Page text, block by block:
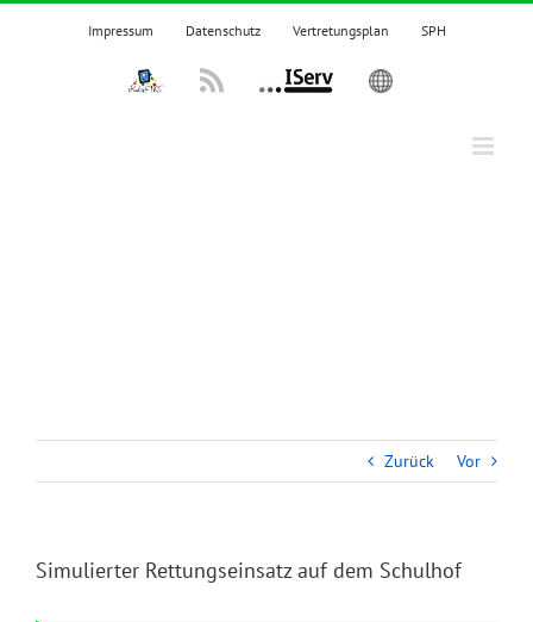
Zum
Impressum Datenschutz Vertretungsplan SPH
IPadsTKSRss IServ English
Zurück Vor
Simulierter Rettungseinsatz auf dem Schulhof